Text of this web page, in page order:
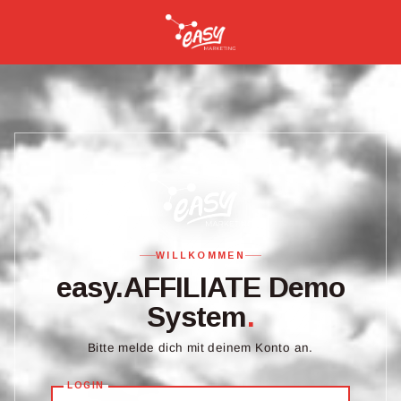
WILLKOMMEN
easy.AFFILIATE Demo
System.
Bitte melde dich mit deinem Konto an.
LOGIN